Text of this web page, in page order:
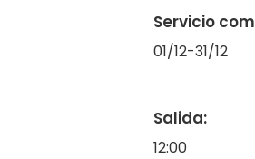
Servicio
01/12-31/12
Salida:
12:00